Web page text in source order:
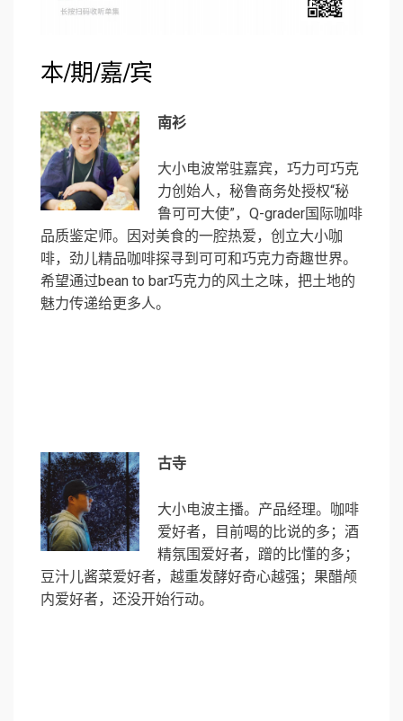
本/期/嘉/宾
南衫
大小电波常驻嘉宾，巧力可巧克
力创始人，秘鲁商务处授权“秘
鲁可可大使”，Q-grader国际咖啡
品质鉴定师。因对美食的一腔热爱，创立大小咖
啡，劲儿精品咖啡探寻到可可和巧克力奇趣世界。
希望通过bean to bar巧克力的风土之味，把土地的
魅力传递给更多人。
古寺
大小电波主播。产品经理。咖啡
爱好者，目前喝的比说的多；酒
精氛围爱好者，蹭的比懂的多；
豆汁儿酱菜爱好者，越重发酵好奇心越强；果醋颅
内爱好者，还没开始行动。